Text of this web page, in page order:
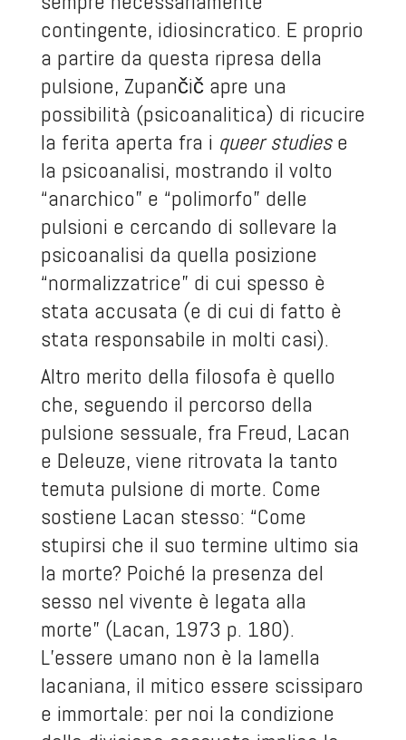
contingente, idiosincratico. E proprio
a partire da questa ripresa della
pulsione, Zupančič apre una
possibilità (psicoanalitica) di ricucire
la ferita aperta fra i queer studiese
la psicoanalisi, mostrando il volto
“anarchico” e “polimorfo” delle
pulsioni e cercando di sollevare la
psicoanalisi da quella posizione
“normalizzatrice” di cui spesso è
stata accusata (e di cui di fatto è
stata responsabile in molti casi).
Altro merito della filosofa è quello
che, seguendo il percorso della
pulsione sessuale, fra Freud, Lacan
e Deleuze, viene ritrovata la tanto
temuta pulsione di morte. Come
sostiene Lacan stesso: “Come
stupirsi che il suo termine ultimo sia
la morte? Poiché la presenza del
sesso nel vivente è legata alla
morte” (Lacan, 1973 p. 180).
L’essere umano non è la lamella
lacaniana, il mitico essere scissiparo
e immortale: per noi la condizione